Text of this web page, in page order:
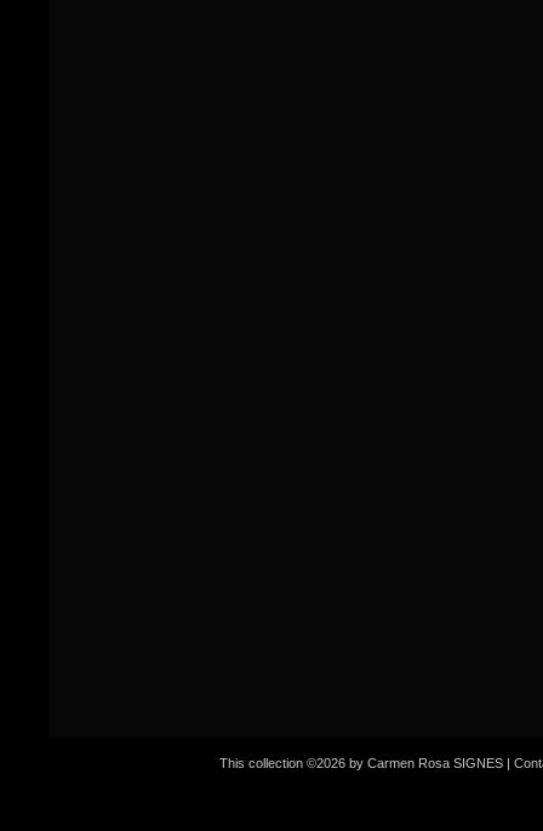
This collection ©2026 by Carmen Rosa SIGNES |